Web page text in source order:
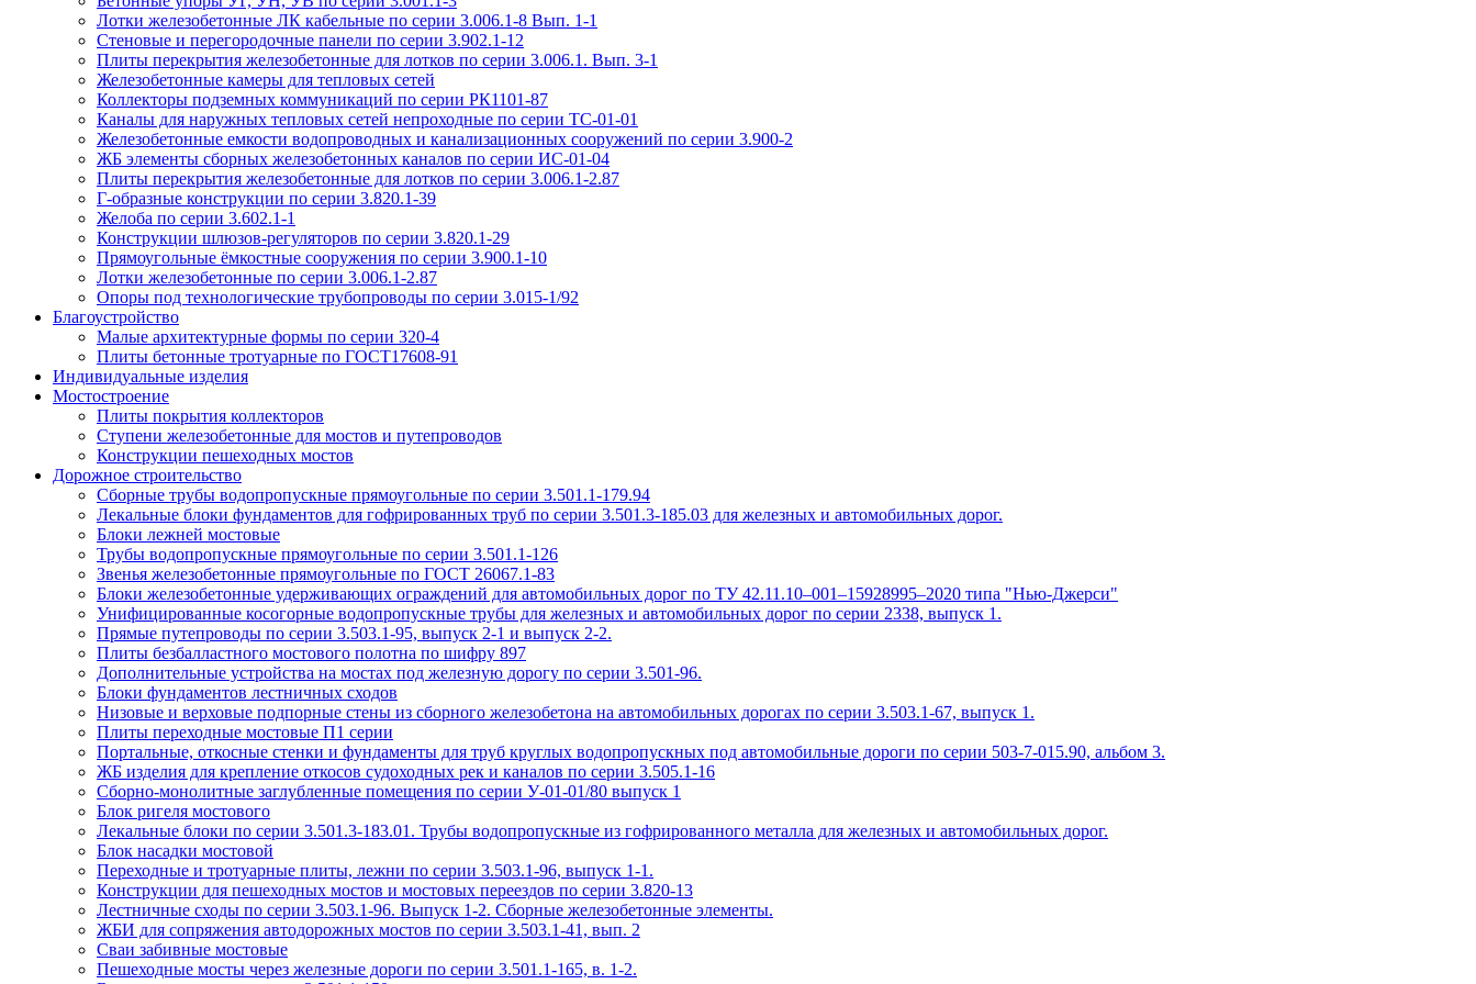
Лотки железобетонные ЛК кабельные по серии 3.006.1-8 Вып. 1-1
Стеновые и перегородочные панели по серии 3.902.1-12
Плиты перекрытия железобетонные для лотков по серии 3.006.1. Вып. 3-1
Железобетонные камеры для тепловых сетей
Коллекторы подземных коммуникаций по серии РК1101-87
Каналы для наружных тепловых сетей непроходные по серии ТС-01-01
Железобетонные емкости водопроводных и канализационных сооружений по серии 3.900-2
ЖБ элементы сборных железобетонных каналов по серии ИС-01-04
Плиты перекрытия железобетонные для лотков по серии 3.006.1-2.87
Г-образные конструкции по серии 3.820.1-39
Желоба по серии 3.602.1-1
Конструкции шлюзов-регуляторов по серии 3.820.1-29
Прямоугольные ёмкостные сооружения по серии 3.900.1-10
Лотки железобетонные по серии 3.006.1-2.87
Опоры под технологические трубопроводы по серии 3.015-1/92
Благоустройство
Малые архитектурные формы по серии 320-4
Плиты бетонные тротуарные по ГОСТ17608-91
Индивидуальные изделия
Мостостроение
Плиты покрытия коллекторов
Ступени железобетонные для мостов и путепроводов
Конструкции пешеходных мостов
Дорожное строительство
Сборные трубы водопропускные прямоугольные по серии 3.501.1-179.94
Лекальные блоки фундаментов для гофрированных труб по серии 3.501.3-185.03 для железных и автомобильных дорог.
Блоки лежней мостовые
Трубы водопропускные прямоугольные по серии 3.501.1-126
Звенья железобетонные прямоугольные по ГОСТ 26067.1-83
Блоки железобетонные удерживающих ограждений для автомобильных дорог по ТУ 42.11.10–001–15928995–2020 типа "Нью-Джерси"
Унифицированные косогорные водопропускные трубы для железных и автомобильных дорог по серии 2338, выпуск 1.
Прямые путепроводы по серии 3.503.1-95, выпуск 2-1 и выпуск 2-2.
Плиты безбалластного мостового полотна по шифру 897
Дополнительные устройства на мостах под железную дорогу по серии 3.501-96.
Блоки фундаментов лестничных сходов
Низовые и верховые подпорные стены из сборного железобетона на автомобильных дорогах по серии 3.503.1-67, выпуск 1.
Плиты переходные мостовые П1 серии
Портальные, откосные стенки и фундаменты для труб круглых водопропускных под автомобильные дороги по серии 503-7-015.90, альбом 3.
ЖБ изделия для крепление откосов судоходных рек и каналов по серии 3.505.1-16
Сборно-монолитные заглубленные помещения по серии У-01-01/80 выпуск 1
Блок ригеля мостового
Лекальные блоки по серии 3.501.3-183.01. Трубы водопропускные из гофрированного металла для железных и автомобильных дорог.
Блок насадки мостовой
Переходные и тротуарные плиты, лежни по серии 3.503.1-96, выпуск 1-1.
Конструкции для пешеходных мостов и мостовых переездов по серии 3.820-13
Лестничные сходы по серии 3.503.1-96. Выпуск 1-2. Сборные железобетонные элементы.
ЖБИ для сопряжения автодорожных мостов по серии 3.503.1-41, вып. 2
Сваи забивные мостовые
Пешеходные мосты через железные дороги по серии 3.501.1-165, в. 1-2.